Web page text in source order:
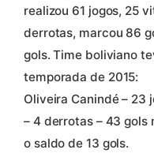
realizou 61 jogos, 25
derrotas, marcou 86
gols. Time boliviano
temporada de 2015:
Oliveira Canindé – 23
– 4 derrotas – 43 gols
o saldo de 13 gols.